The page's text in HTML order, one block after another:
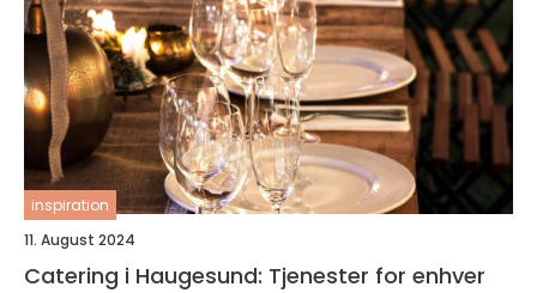
inspiration
11. August 2024
Catering i Haugesund: Tjenester for enhver